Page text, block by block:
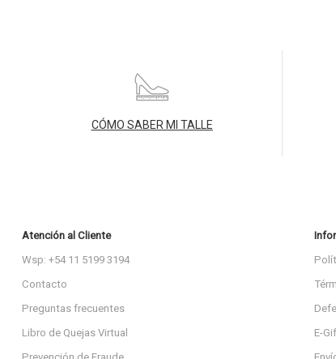
CÓMO SABER MI TALLE
Atención al Cliente
Wsp: +54 11 5199 3194
Contacto
Preguntas frecuentes
Libro de Quejas Virtual
E-